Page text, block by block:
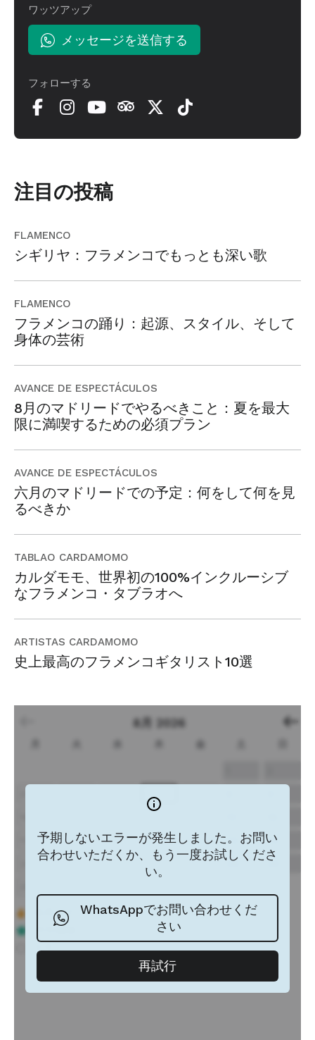
ワッツアップ
メッセージを送信する
フォローする
注目の投稿
FLAMENCO
シギリヤ：フラメンコでもっとも深い歌
FLAMENCO
フラメンコの踊り：起源、スタイル、そして
身体の芸術
AVANCE DE ESPECTÁCULOS
8月のマドリードでやるべきこと：夏を最大
限に満喫するための必須プラン
AVANCE DE ESPECTÁCULOS
六月のマドリードでの予定：何をして何を見
るべきか
TABLAO CARDAMOMO
カルダモモ、世界初の100%インクルーシブ
なフラメンコ・タブラオへ
ARTISTAS CARDAMOMO
史上最高のフラメンコギタリスト10選